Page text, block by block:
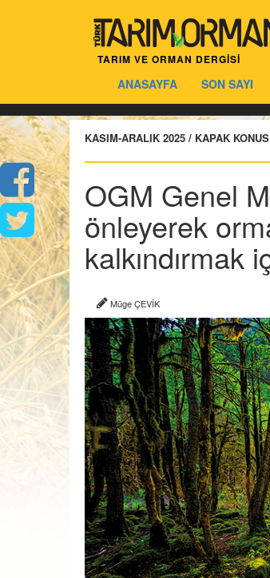
TARIM VE ORMAN DERGİSİ
ANASAYFA SON SAYI
KASIM-ARALIK 2025 / KAPAK
OGM Genel
önleyerek
kalkındırmak
Müge ÇEVİK